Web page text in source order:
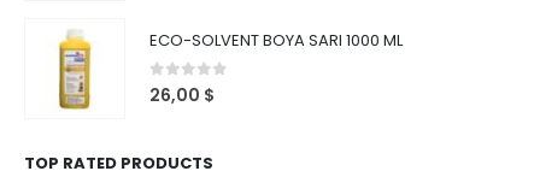
ECO-SOLVENT BOYA SARI 1000 ML
0out of 5
26,00 $
TOP RATED PRODUCTS